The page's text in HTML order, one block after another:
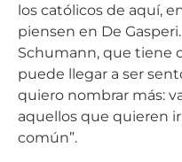
los católicos de aquí,
piensen en De
Schumann, que tiene
puede llegar a ser
quiero nombrar más:
aquellos que quieren
común”.